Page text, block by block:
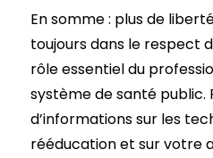
En somme : plus de
toujours dans le respect
rôle essentiel du
système de santé public.
d’informations sur les
rééducation et sur votre